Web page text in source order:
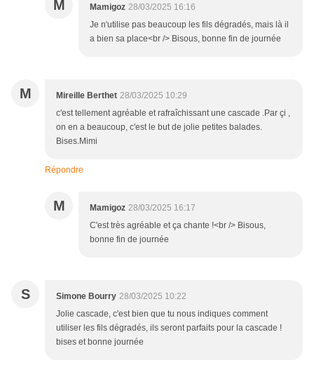
M Mamigoz 28/03/2025 16:16
Je n'utilise pas beaucoup les fils dégradés, mais là il
a bien sa place<br /> Bisous, bonne fin de journée
M Mireille Berthet 28/03/2025 10:29
c'est tellement agréable et rafraîchissant une cascade .Par çi ,
on en a beaucoup, c'est le but de jolie petites balades.
Bises.Mimi
Répondre
M Mamigoz 28/03/2025 16:17
C'est très agréable et ça chante !<br /> Bisous,
bonne fin de journée
S Simone Bourry 28/03/2025 10:22
Jolie cascade, c'est bien que tu nous indiques comment
utiliser les fils dégradés, ils seront parfaits pour la cascade !
bises et bonne journée